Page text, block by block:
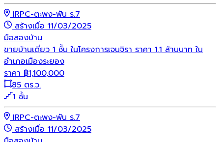
IRPC-ตะพง-พัน ร.7
สร้างเมื่อ 11/03/2025
มือสองบ้าน
ขายบ้านเดี่ยว 1 ชั้น ในโครงการเจนจิรา ราคา 1.1 ล้านบาท ใน
อำเภอเมืองระยอง
ราคา ฿1,100,000
85 ตร.ว.
1 ชั้น
IRPC-ตะพง-พัน ร.7
สร้างเมื่อ 11/03/2025